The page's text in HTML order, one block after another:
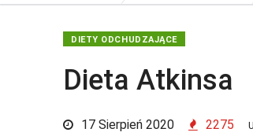
DIETY ODCHUDZAJĄCE
Dieta Atkinsa
17 Sierpień 2020 2275